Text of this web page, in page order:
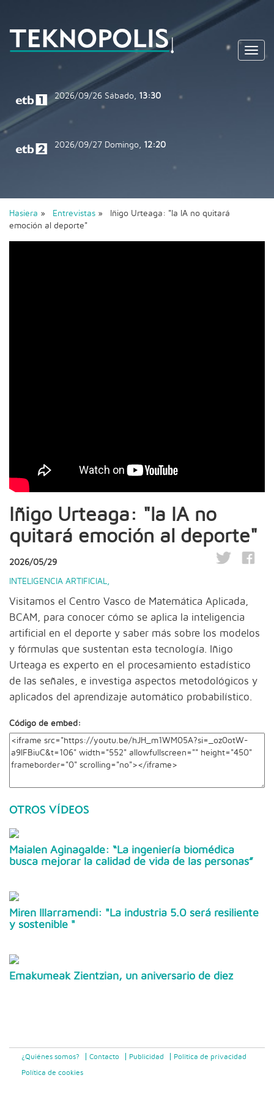
2026/09/26 Sábado, 13:30
2026/09/27 Domingo, 12:20
Hasiera » Entrevistas » Iñigo Urteaga: "la IA no quitará
emoción al deporte"
Iñigo Urteaga: "la IA no
quitará emoción al deporte"
2026/05/29
INTELIGENCIA ARTIFICIAL
Visitamos el Centro Vasco de Matemática Aplicada,
BCAM, para conocer cómo se aplica la inteligencia
artificial en el deporte y saber más sobre los modelos
y fórmulas que sustentan esta tecnología. Iñigo
Urteaga es experto en el procesamiento estadístico
de las señales, e investiga aspectos metodológicos y
aplicados del aprendizaje automático probabilístico.
Código de embed:
OTROS VÍDEOS
Maialen Aginagalde: “La ingeniería biomédica
busca mejorar la calidad de vida de las personas”
Miren Illarramendi: "La industria 5.0 será resiliente
y sostenible "
Emakumeak Zientzian, un aniversario de diez
¿Quiénes somos? Contacto Publicidad Politica de privacidad
Política de cookies